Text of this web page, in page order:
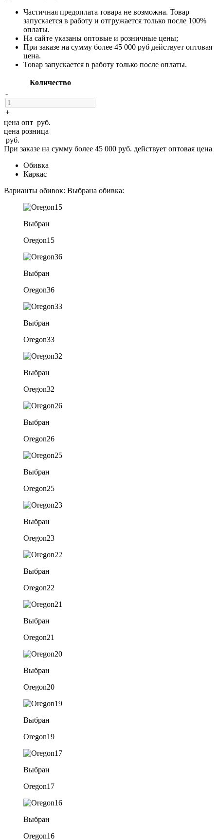
Частичная предоплата товара не возможна. Товар
запускается в работу и отгружается только после 100%
оплаты.
На сайте указаны оптовые и розничные цены;
При заказе на сумму более 45 000 руб действует оптовая
цена.
Товар запускается в работу только после оплаты.
Количество
-
+
цена опт руб.
цена розница
руб.
При заказе на сумму более 45 000 руб. действует оптовая цена
Обивка
Каркас
Варианты обивок: Выбрана обивка:
Выбран
Oregon15
Выбран
Oregon36
Выбран
Oregon33
Выбран
Oregon32
Выбран
Oregon26
Выбран
Oregon25
Выбран
Oregon23
Выбран
Oregon22
Выбран
Oregon21
Выбран
Oregon20
Выбран
Oregon19
Выбран
Oregon17
Выбран
Oregon16